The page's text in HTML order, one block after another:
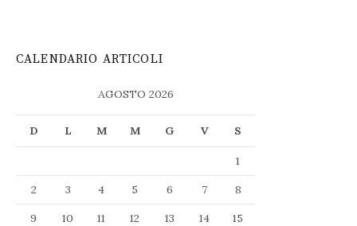
CALENDARIO ARTICOLI
AGOSTO 2026
D L M M G V S
1
2
3 4 5 6 7
8
9
10 11 12 13 14
15